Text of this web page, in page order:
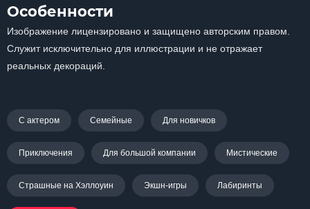
Особенности
Изображение лицензировано и защищено авторским правом.
Служит исключительно для иллюстрации и не отражает
реальных декораций.
С актером Семейные Для новичков
Приключения Для большой компании Мистические
Страшные на Хэллоуин Экшн-игры Лабиринты